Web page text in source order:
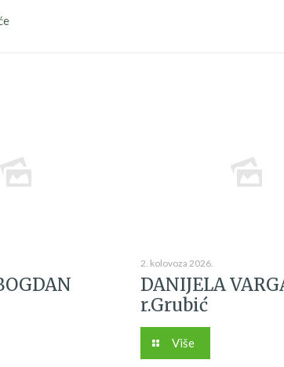
2. kolovoza 2026.
DANIJELA
r.Grubić
Više